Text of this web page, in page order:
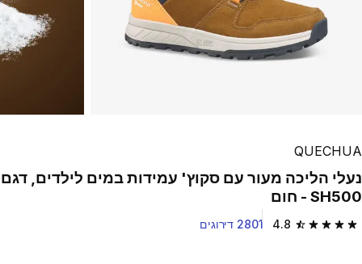
QUECHUA
נעלי הליכה מעור עם סקוץ' עמידות במים לילדים, דגם
SH500 - חום
4.8 4.8 out of 5 stars from 2801 reviews 2801 דירוגים